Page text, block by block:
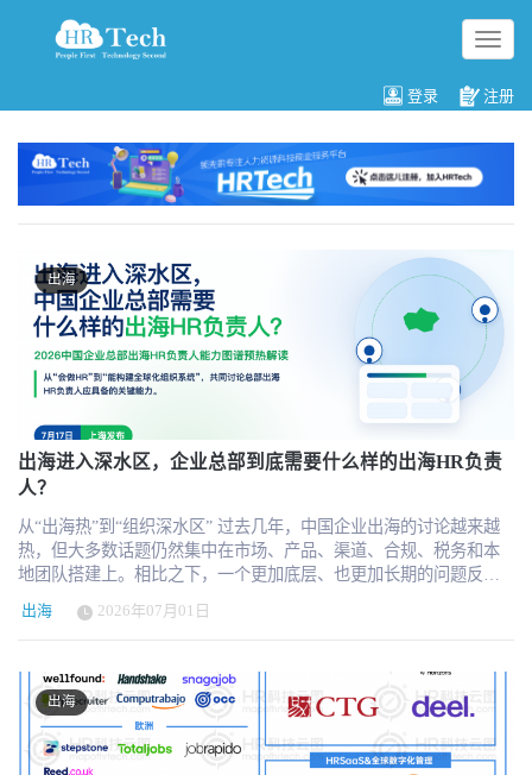
切
换
航
登录 注册
出海
出海进入深水区，企业总部到底需要什么样的出海HR负责
人？
从“出海热”到“组织深水区” 过去几年，中国企业出海的讨论越来越
热，但大多数话题仍然集中在市场、产品、渠道、合规、税务和本
地团队搭建上。相比之下，一个更加底层、也更加长期的问题反而
没有被充分讨论：当一家中国企业真正开始走向海外，它在总部到
底需要什么样的HR负责人，才能支撑这场国际化转型？ 这个问题看
似属于HR内部话题，但实际上已经远远超出了传统HR职能本身。因
为出海不是把国内的一套组织管理方式简单复制到海外，也不是在
海外招聘几个人、找一家EOR或服务商就能完成。真正进入全球化
运营阶段后，企业很快会发现，总部与海外团队之间的协同、制度
与本地现实之间的冲突、人才吸引与文化融入之间的张力、业务速
度与合规边界之间的平衡，都会成为持续出现的组织难题。 出海HR
出海 2026年07月01日
出海